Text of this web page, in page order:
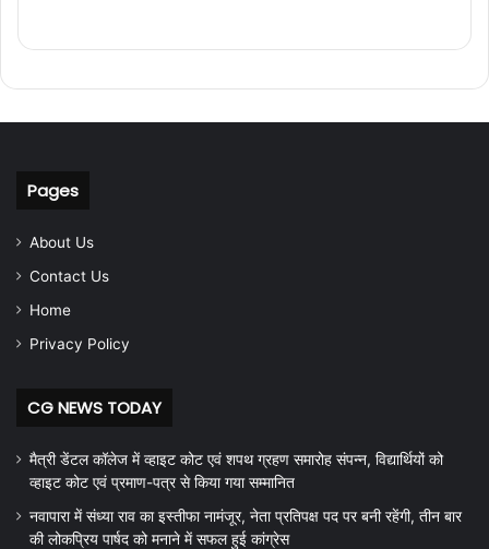
Pages
About Us
Contact Us
Home
Privacy Policy
CG NEWS TODAY
मैत्री डेंटल कॉलेज में व्हाइट कोट एवं शपथ ग्रहण समारोह संपन्न, विद्यार्थियों को
व्हाइट कोट एवं प्रमाण-पत्र से किया गया सम्मानित
नवापारा में संध्या राव का इस्तीफा नामंजूर, नेता प्रतिपक्ष पद पर बनी रहेंगी, तीन बार
की लोकप्रिय पार्षद को मनाने में सफल हुई कांग्रेस